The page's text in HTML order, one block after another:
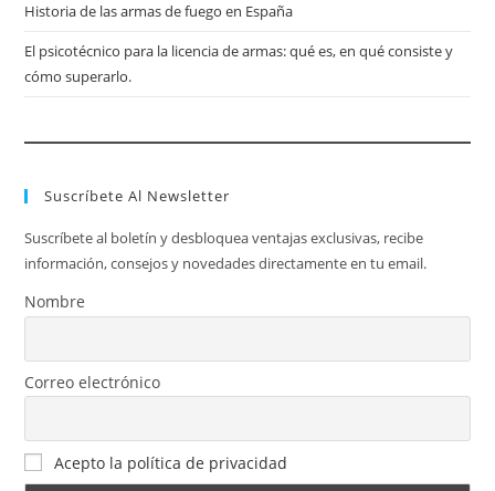
Historia de las armas de fuego en España
El psicotécnico para la licencia de armas: qué es, en qué consiste y
cómo superarlo.
Suscríbete Al Newsletter
Suscríbete al boletín y desbloquea ventajas exclusivas, recibe
información, consejos y novedades directamente en tu email.
Nombre
Correo electrónico
Acepto la política de privacidad